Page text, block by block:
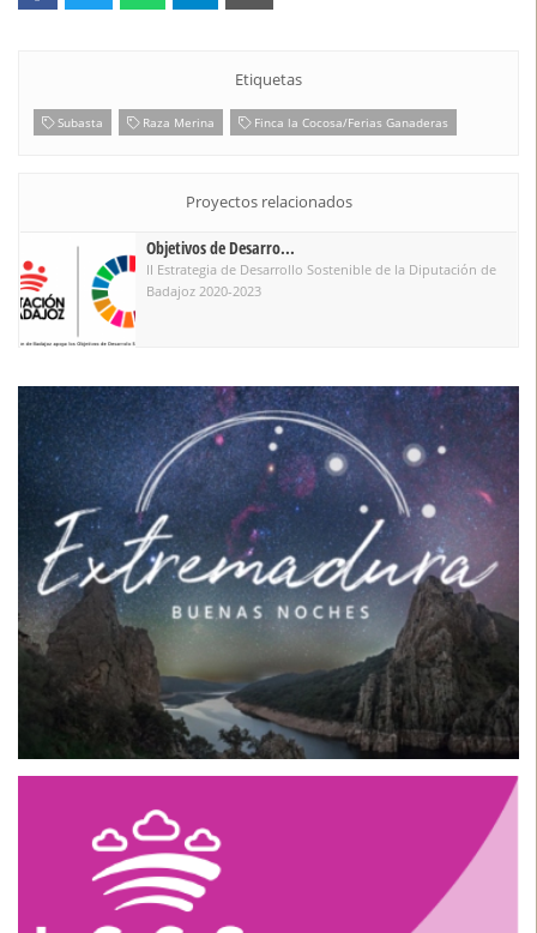
Etiquetas
Subasta Raza Merina Finca la Cocosa/Ferias Ganaderas
Proyectos relacionados
Objetivos de Desarro...
II Estrategia de Desarrollo Sostenible de la Diputación de
Badajoz 2020-2023